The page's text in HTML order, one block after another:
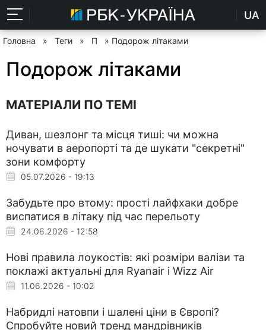
UA
Головна » Теги » П » Подорож літаками
Подорож літаками
МАТЕРІАЛИ ПО ТЕМІ
Диван, шезлонг та місця тиші: чи можна
ночувати в аеропорті та де шукати "секретні"
зони комфорту
05.07.2026 - 19:13
Забудьте про втому: прості лайфхаки добре
виспатися в літаку під час перельоту
24.06.2026 - 12:58
Нові правила лоукостів: які розміри валізи та
поклажі актуальні для Ryanair і Wizz Air
11.06.2026 - 10:02
Набридлі натовпи і шалені ціни в Європі?
Спробуйте новий тренд мандрівників